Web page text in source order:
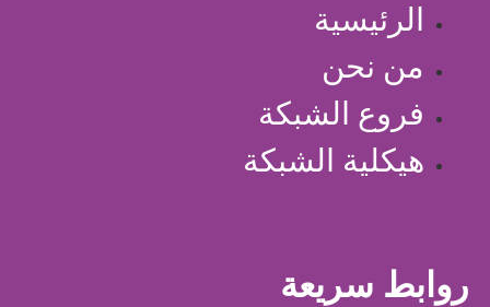
الرئيسية
من نحن
فروع الشبكة
هيكلية الشبكة
روابط سريعة